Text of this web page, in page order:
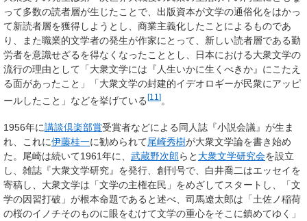
って多数の読者層が生じたことで、出版資本が文学の通俗化をはかっ
て新読者層を獲得しようとし、商業主義化したことによるものであ
り、また職業的文学者の発生が作家にとって、新しい読者層である勤
労者を意識せざるを得なくなったこととし、日本における大衆文学の
流行の理由として「大衆文学には『人生いかに生くべきか』にこたえ
る面があったこと」「大衆文学の封建的イデオロギーが民衆にアッピ
ールしたこと」などを挙げている[11 ]。
1956年に講談倶楽部賞受賞者などによる同人誌『小説会議』が生ま
れ、これに伊藤桂一に勧められて尾崎秀樹が大衆文学論を書き始め
た。尾崎は続いて1961年に、 武蔵野次郎らと 大衆文学研究会を設立
し、雑誌『大衆文学研究』を発行、創刊号で、白井喬二はエッセイを
寄稿し、大衆文学は「文学の主権在民」をめざしてスタートし、「文
学の因習打破」が根本命題であると述べ、司馬遼太郎は「土佐ノ稲荷
の桜のイノチそのものに眼をむけて文学の重心をそこに鎮めてゆく」